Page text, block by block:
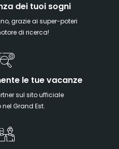
dei tuoi sogni
grazie ai super-poteri
di ricerca!
le tue vacanze
sul sito ufficiale
Grand Est.